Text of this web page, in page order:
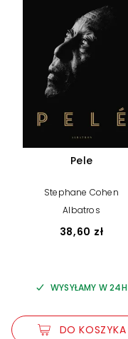
Pele
Stephane Cohen
Albatros
38,60 zł
WYSYŁAMY W 24H
DO KOSZYKA